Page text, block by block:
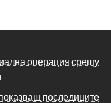
операция срещу
последиците